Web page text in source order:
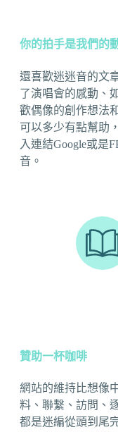
你的拍手是我們的
還喜歡迷迷音的文
了演唱會的感動、
歡偶像的創作想法
可以多少有點幫助
入連結Google或是
音。
贊助一杯咖啡
網站的維持比想像
料、聯繫、訪問、
都是迷編從頭到尾